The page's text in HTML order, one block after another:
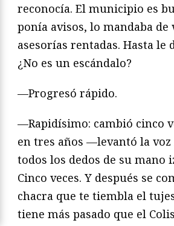
reconocía. El municipio es
ponía avisos, lo mandaba de
asesorías rentadas. Hasta le
¿No es un escándalo?
—Progresó rápido.
—Rapidísimo: cambió cinco
en tres años —levantó la
todos los dedos de su mano
Cinco veces. Y después se
chacra que te tiembla el
tiene más pasado que el